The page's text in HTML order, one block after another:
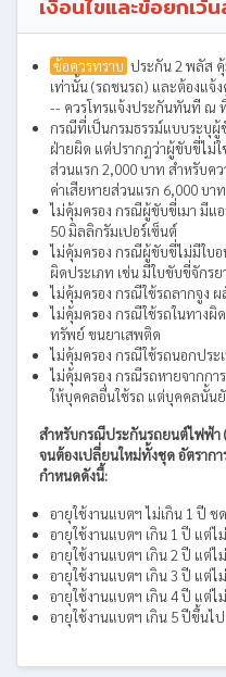
เงื่อนไขและข้อยกเ
ข้อควรทราบ ประกัน 2 พลัส
เท่านั้น (รถชนรถ) และต้องแ
-- ควรโทรแจ้งประกันทันที ณ
กรณีที่เป็นกรมธรรม์แบบระบุผู้
ฝ่ายผิด แต่ปรากฏว่าผู้ขับขี่ไม่ใ
ส่วนแรก 2,000 บาท สำหรับค
ค่าเสียหายส่วนแรก 6,000 บา
ไม่คุ้มครอง กรณีผู้ขับขี่เมา มีแ
50 มิลลิกรัมเปอร์เซ็นต์
ไม่คุ้มครอง กรณีผู้ขับขี่ไม่มีใบ
ผิดประเภท เช่น มีใบขับขี่จักร
ไม่คุ้มครอง กรณีใช้รถลากจูง ผ
ไม่คุ้มครอง กรณีใช้รถในทาง
ทรัพย์ ขนยาเสพติด
ไม่คุ้มครอง กรณีใช้รถนอกประ
ไม่คุ้มครอง กรณีรถหายจากก
ให้บุคคลอื่นใช้รถ แต่บุคคลนั้น
สำหรับกรณีประกันรถยนต์ไฟฟ้า
จนต้องเปลี่ยนใหม่ทั้งชุด อัตราก
กำหนดดังนี้:
อายุใช้งานแบตฯ ไม่เกิน 1 ปี ช
อายุใช้งานแบตฯ เกิน 1 ปี แต่ไ
อายุใช้งานแบตฯ เกิน 2 ปี แต่ไ
อายุใช้งานแบตฯ เกิน 3 ปี แต่ไ
อายุใช้งานแบตฯ เกิน 4 ปี แต่ไ
อายุใช้งานแบตฯ เกิน 5 ปีขึ้นไ